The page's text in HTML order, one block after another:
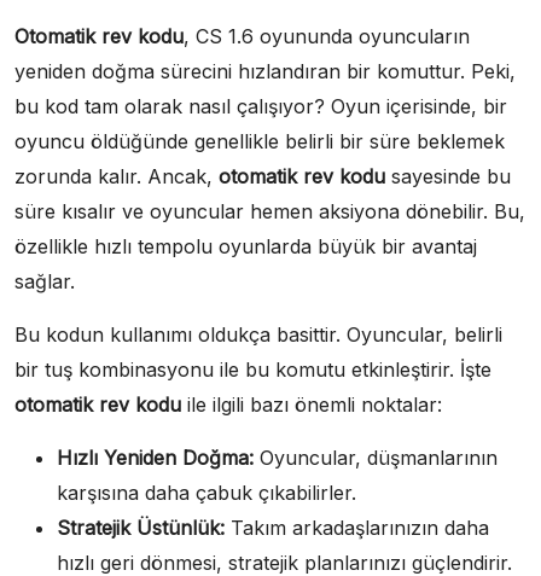
Otomatik rev kodu, CS 1.6 oyununda oyuncuların
yeniden doğma sürecini hızlandıran bir komuttur. Peki,
bu kod tam olarak nasıl çalışıyor? Oyun içerisinde, bir
oyuncu öldüğünde genellikle belirli bir süre beklemek
zorunda kalır. Ancak, otomatik rev kodu sayesinde bu
süre kısalır ve oyuncular hemen aksiyona dönebilir. Bu,
özellikle hızlı tempolu oyunlarda büyük bir avantaj
sağlar.
Bu kodun kullanımı oldukça basittir. Oyuncular, belirli
bir tuş kombinasyonu ile bu komutu etkinleştirir. İşte
otomatik rev kodu ile ilgili bazı önemli noktalar:
Hızlı Yeniden Doğma: Oyuncular, düşmanlarının
karşısına daha çabuk çıkabilirler.
Stratejik Üstünlük: Takım arkadaşlarınızın daha
hızlı geri dönmesi, stratejik planlarınızı güçlendirir.